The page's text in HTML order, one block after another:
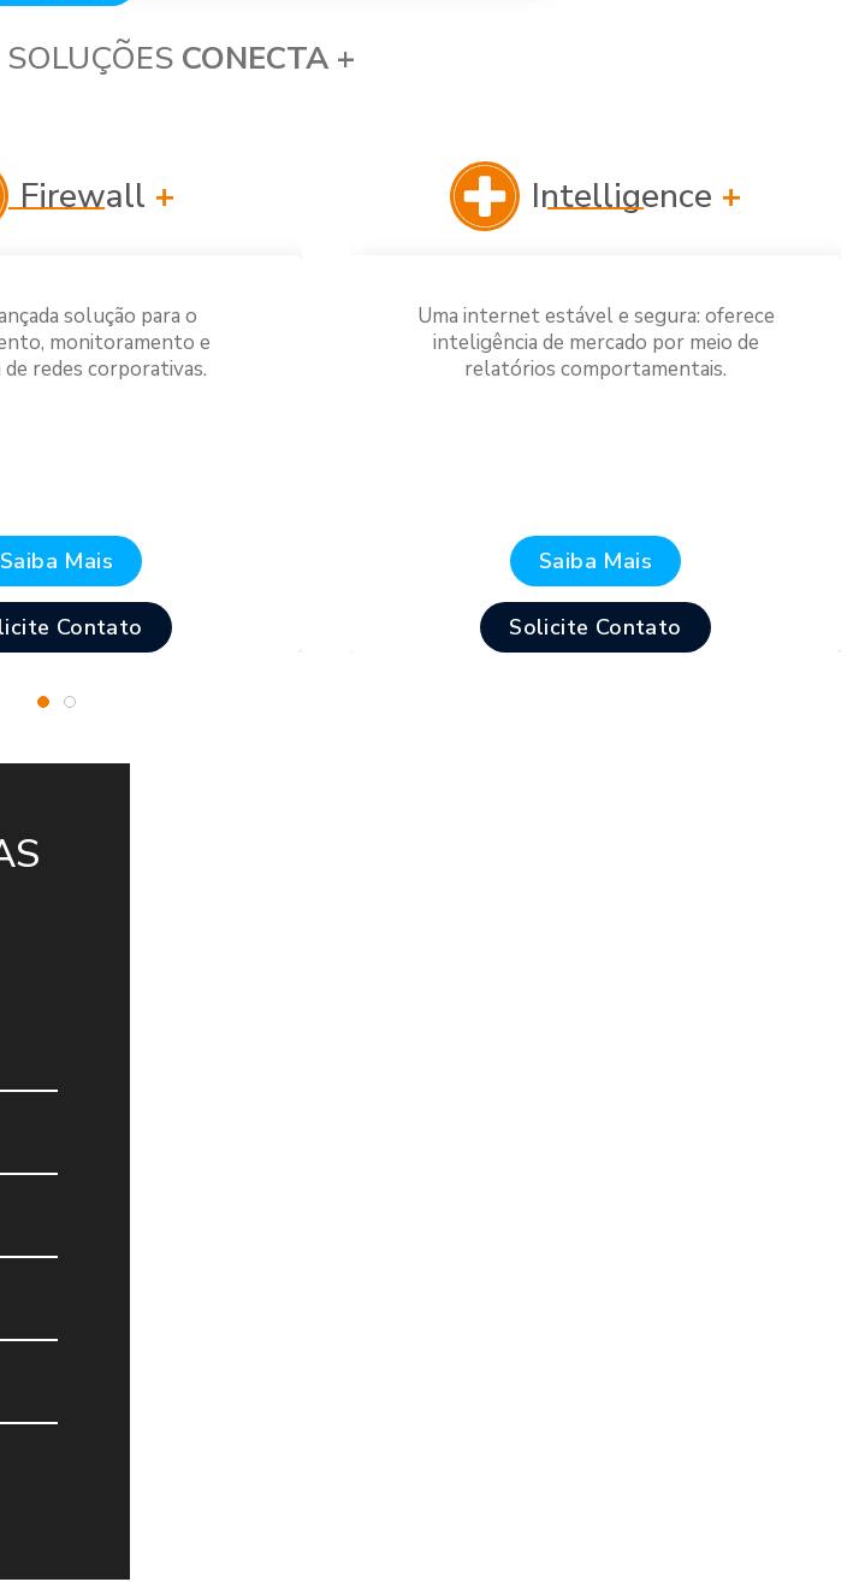
CONECTA +
Firewall +
solução para o
monitoramento e
de redes corporativas.
Saiba Mais
Contato
Intelligence +
Uma internet estável e segura: oferece
inteligência de mercado por meio de
relatórios comportamentais.
Saiba Mais
Solicite Contato